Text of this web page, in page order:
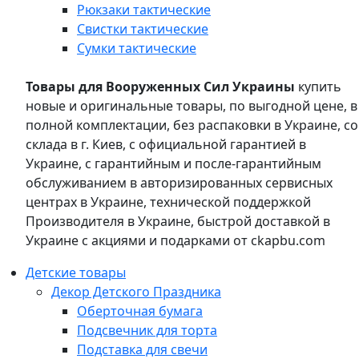
Рюкзаки тактические
Свистки тактические
Сумки тактические
Товары для Вооруженных Сил Украины купить
новые и оригинальные товары, по выгодной цене, в
полной комплектации, без распаковки в Украине, со
склада в г. Киев, с официальной гарантией в
Украине, с гарантийным и после-гарантийным
обслуживанием в авторизированных сервисных
центрах в Украине, технической поддержкой
Производителя в Украине, быстрой доставкой в
Украине с акциями и подарками от ckapbu.com
Детские товары
Декор Детского Праздника
Оберточная бумага
Подсвечник для торта
Подставка для свечи